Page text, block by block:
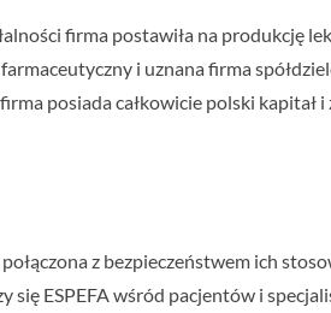
firma postawiła na produkcję
i uznana firma
posiada całkowicie polski kapitał i
z bezpieczeństwem ich
ESPEFA wśród pacjentów i